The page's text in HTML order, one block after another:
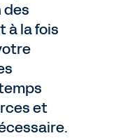
des
à la fois
et